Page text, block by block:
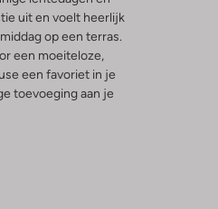
uit en voelt heerlijk
op een terras.
een moeiteloze,
een favoriet in je
toevoeging aan je